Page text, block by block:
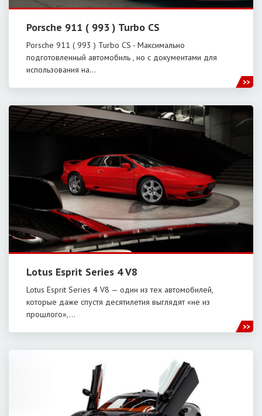
Porsche 911 ( 993 ) Turbo CS
Porsche 911 ( 993 ) Turbo CS - Максимально
подготовленный автомобиль , но с документами для
использования на…
Lotus Esprit Series 4 V8
Lotus Esprit Series 4 V8 — один из тех автомобилей,
которые даже спустя десятилетия выглядят «не из
прошлого»,…